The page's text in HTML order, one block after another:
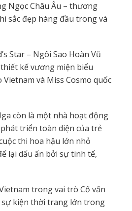
Ngọc Châu Âu – thương
sắc đẹp hàng đầu trong và
Star – Ngôi Sao Hoàn Vũ
kế vương miện biểu
và Miss Cosmo quốc
còn là một nhà hoạt động
triển toàn diện của trẻ
thi hoa hậu lớn nhỏ
lại dấu ấn bởi sự tinh tế,
trong vai trò Cố vấn
sự kiện thời trang lớn trong